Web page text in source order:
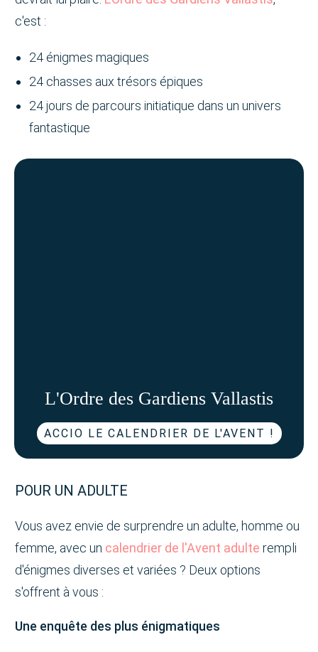
c'est :
24 énigmes magiques
24 chasses aux trésors épiques
24 jours de parcours initiatique dans un univers
fantastique
L'Ordre des Gardiens Vallastis
ACCIO LE CALENDRIER DE L'AVENT !
POUR UN ADULTE
Vous avez envie de surprendre un adulte, homme ou
femme, avec un calendrier de l'Avent adulte rempli
d'énigmes diverses et variées ? Deux options
s'offrent à vous :
Une enquête des plus énigmatiques